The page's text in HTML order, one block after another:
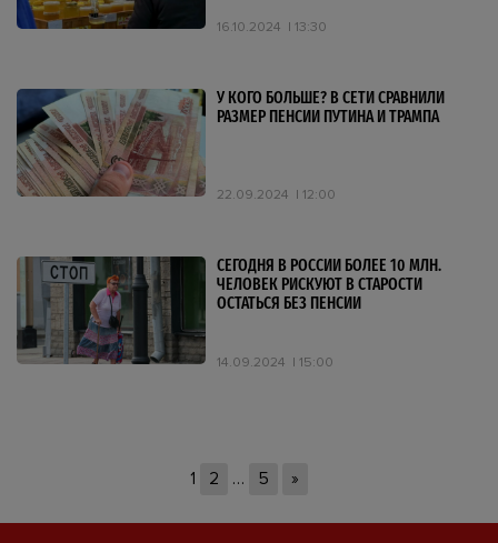
16.10.2024 13:30
У КОГО БОЛЬШЕ? В СЕТИ СРАВНИЛИ
РАЗМЕР ПЕНСИИ ПУТИНА И ТРАМПА
22.09.2024 12:00
СЕГОДНЯ В РОССИИ БОЛЕЕ 10 МЛН.
ЧЕЛОВЕК РИСКУЮТ В СТАРОСТИ
ОСТАТЬСЯ БЕЗ ПЕНСИИ
14.09.2024 15:00
1 2 … 5 »